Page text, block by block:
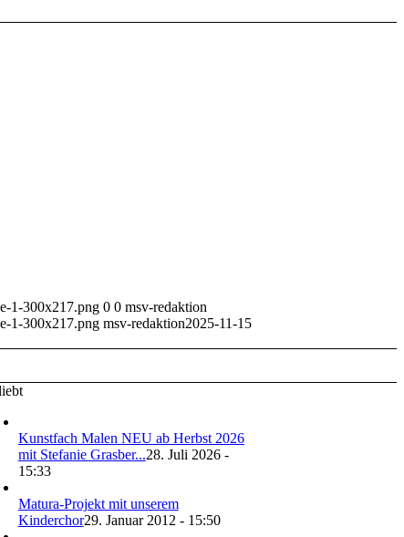
1-300x217.png 0 0 msv-redaktion
1-300x217.png msv-redaktion2025-11-15
Kunstfach Malen NEU ab Herbst 2026
mit Stefanie Grasber...28. Juli 2026 -
15:33
Matura-Projekt mit unserem
Kinderchor29. Januar 2012 - 15:50